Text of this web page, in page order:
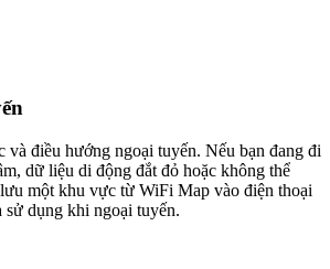
và điều hướng ngoại tuyến. Nếu bạn đang đi
dữ liệu di động đắt đỏ hoặc không thể
một khu vực từ WiFi Map vào điện thoại
sử dụng khi ngoại tuyến.